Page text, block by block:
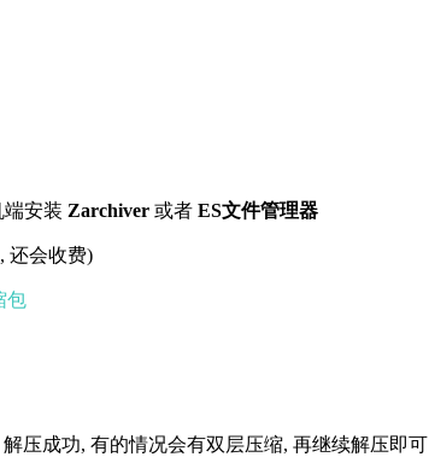
端安装 Zarchiver 或者 ES文件管理器
还会收费)
包
压成功, 有的情况会有双层压缩, 再继续解压即可